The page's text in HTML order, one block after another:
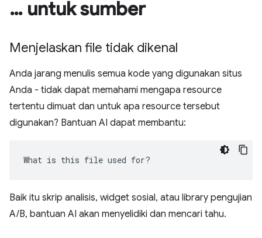
… untuk sumber
Menjelaskan file tidak dikenal
Anda jarang menulis semua kode yang digunakan situs
Anda - tidak dapat memahami mengapa resource
tertentu dimuat dan untuk apa resource tersebut
digunakan? Bantuan AI dapat membantu:
What is this file used for?
Baik itu skrip analisis, widget sosial, atau library pengujian
A/B, bantuan AI akan menyelidiki dan mencari tahu.